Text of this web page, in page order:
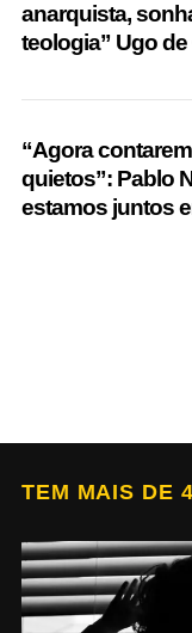
anarquista,
teologia” Ugo
“Agora
quietos”: Pablo
estamos juntos
s
a
g
i
TEM MAIS DE